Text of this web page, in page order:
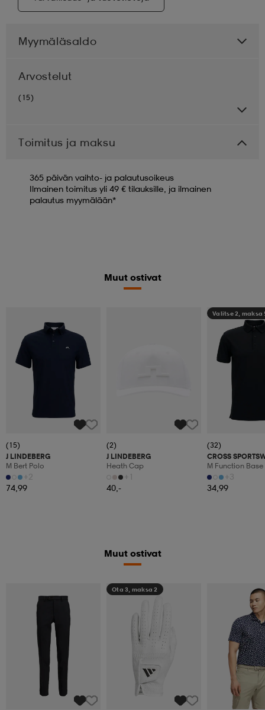
Myymäläsaldo
Arvostelut
(15)
Toimitus ja maksu
365 päivän vaihto- ja palautusoikeus
Ilmainen toimitus yli 49 € tilauksille, ja ilmainen
palautus myymälään*
Muut ostivat
(15)
J LINDEBERG
M Bert Polo
+2
74,99
(2)
J LINDEBERG
Heath Cap
+1
40,-
Valitse 2, maksa
(32)
CROSS
M Function Base
+3
34,99
Muut ostivat
Ota 3, maksa 2